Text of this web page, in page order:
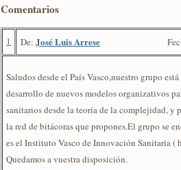
Comentarios
1 De: José Luis Arrese
Saludos desde el País Vasco,nuestro grupo
desarrollo de nuevos modelos organizativos
sanitarios desde la teoría de la complejidad, y
la red de bitácoras que propones.El grupo se
es el Instituto Vasco de Innovación Sanitaria (
Quedamos a vuestra disposición.